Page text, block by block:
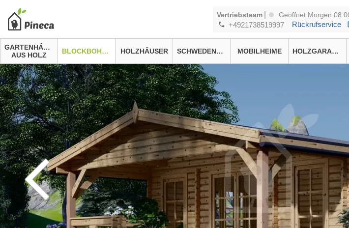
Vertriebsteam Geöffnet Morgen
+4921738519997 Rückrufservice
GARTENHÄUSER
AUS HOLZ
BLOCKBOHLENHÄUSER HOLZHÄUSER SCHWEDENHÄUSER MOBILHEIME HOLZGARAGEN